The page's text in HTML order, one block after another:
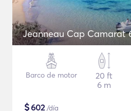
Jeanneau Cap Camarat
Barco de motor
20 ft
6 m
$602/día